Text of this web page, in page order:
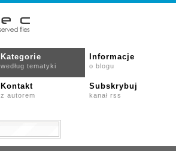
Kategorie
według tematyki
Informacje
o blogu
Kontakt
z autorem
Subskrybuj
kanał rss